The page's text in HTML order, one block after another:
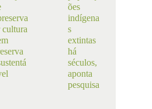
cultura
ões
indígena
s
extintas
há
séculos,
aponta
pesquisa